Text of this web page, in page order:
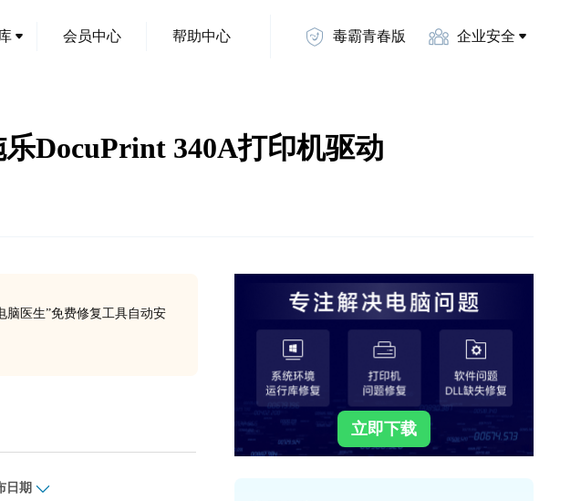
会员中心 帮助中心 毒霸青春版 企业安全
DocuPrint 340A打印机驱动
脑医生”免费修复工具自动安
日期
立即下载